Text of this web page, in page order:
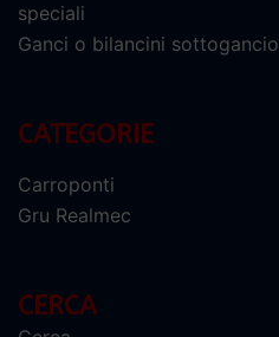
speciali
Ganci o bilancini sottogancio
CATEGORIE
Carroponti
Gru Realmec
CERCA